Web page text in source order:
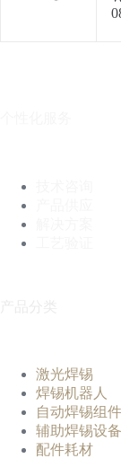
激光焊锡
焊锡机器人
自动焊锡组件
辅助焊锡设备
配件耗材